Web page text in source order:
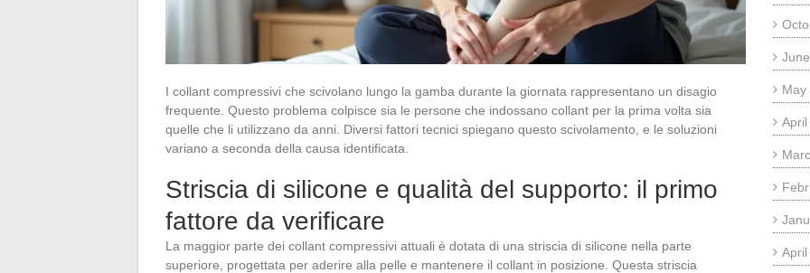
I collant compressivi che scivolano lungo la gamba durante la giornata rappresentano un disagio
frequente. Questo problema colpisce sia le persone che indossano collant per la prima volta sia
quelle che li utilizzano da anni. Diversi fattori tecnici spiegano questo scivolamento, e le soluzioni
variano a seconda della causa identificata.
Striscia di silicone e qualità del supporto: il primo
fattore da verificare
La maggior parte dei collant compressivi attuali è dotata di una striscia di silicone nella parte
superiore, progettata per aderire alla pelle e mantenere il collant in posizione. Questa striscia
May